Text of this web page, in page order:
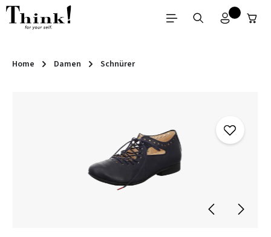
Zum Hauptinhalt springen
Home Damen Schnürer